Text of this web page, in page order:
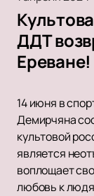
ДДТ
Ереване!
14 июня в
Демирчяна
культовой
является
воплощает
любовь к